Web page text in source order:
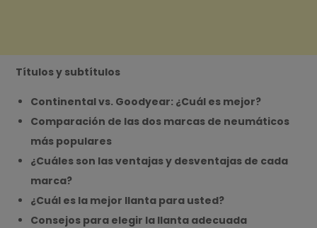
Títulos y subtítulos
Continental vs. Goodyear: ¿Cuál es mejor?
Comparación de las dos marcas de neumáticos
más populares
¿Cuáles son las ventajas y desventajas de cada
marca?
¿Cuál es la mejor llanta para usted?
Consejos para elegir la llanta adecuada